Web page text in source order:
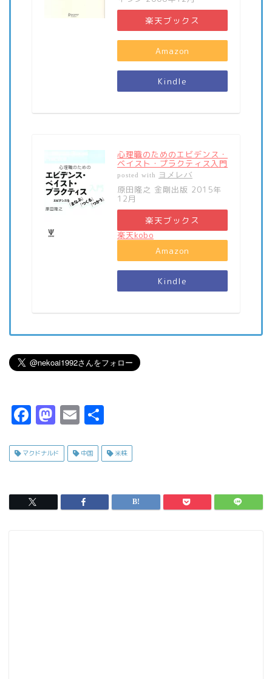
楽天ブックス
Amazon
Kindle
心理職のためのエビデンス・
ベイスト・プラクティス入門
posted with ヨメレバ
原田隆之 金剛出版 2015年
12月
楽天ブックス
楽天kobo
Amazon
Kindle
F
c
b
o
M
s
o
d
E
ai
マクドナルド 中国 米株